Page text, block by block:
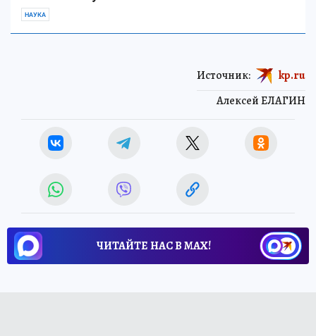
НАУКА
Алексей ЕЛАГИН
Источник: kp.ru
ЧИТАЙТЕ НАС В МАХ!